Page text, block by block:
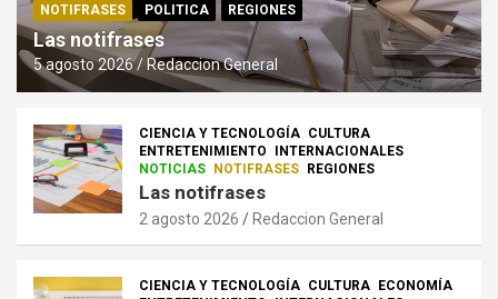
NOTIFRASES
POLITICA REGIONES
Las notifrases
5 agosto 2026 Redaccion General
CIENCIA Y TECNOLOGÍA CULTURA
ENTRETENIMIENTO
INTERNACIONALES
NOTICIAS NOTIFRASES REGIONES
Las notifrases
2 agosto 2026 Redaccion General
CIENCIA Y TECNOLOGÍA CULTURA ECONOMÍA